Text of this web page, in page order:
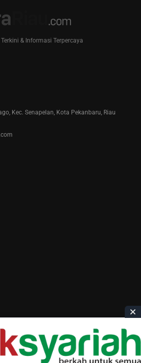
& Informasi Terpercaya
Kec. Senapelan, Kota Pekanbaru, Riau
AmiraRiau.com . All Rights Reserved.